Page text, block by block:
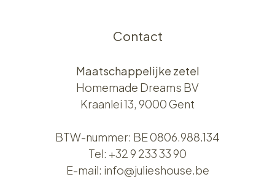
Contact
Maatschappelijke zetel
Homemade Dreams BV
Kraanlei 13, 9000 Gent
BTW-nummer: BE 0806.988.134
Tel: +32 9 233 33 90
E-mail: info@julieshouse.be